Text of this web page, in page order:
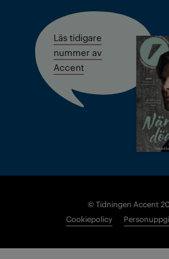
Läs tidigare
nummer av
Accent
© Tidningen Accent
Cookiepolicy